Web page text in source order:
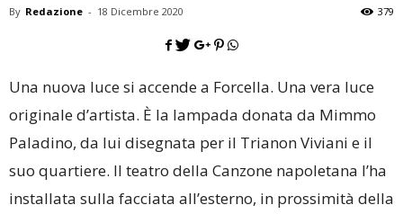
By Redazione - 18 Dicembre 2020 379
Una nuova luce si accende a Forcella. Una vera luce
originale d’artista. È la lampada donata da Mimmo
Paladino, da lui disegnata per il Trianon Viviani e il
suo quartiere. Il teatro della Canzone napoletana l’ha
installata sulla facciata all’esterno, in prossimità della